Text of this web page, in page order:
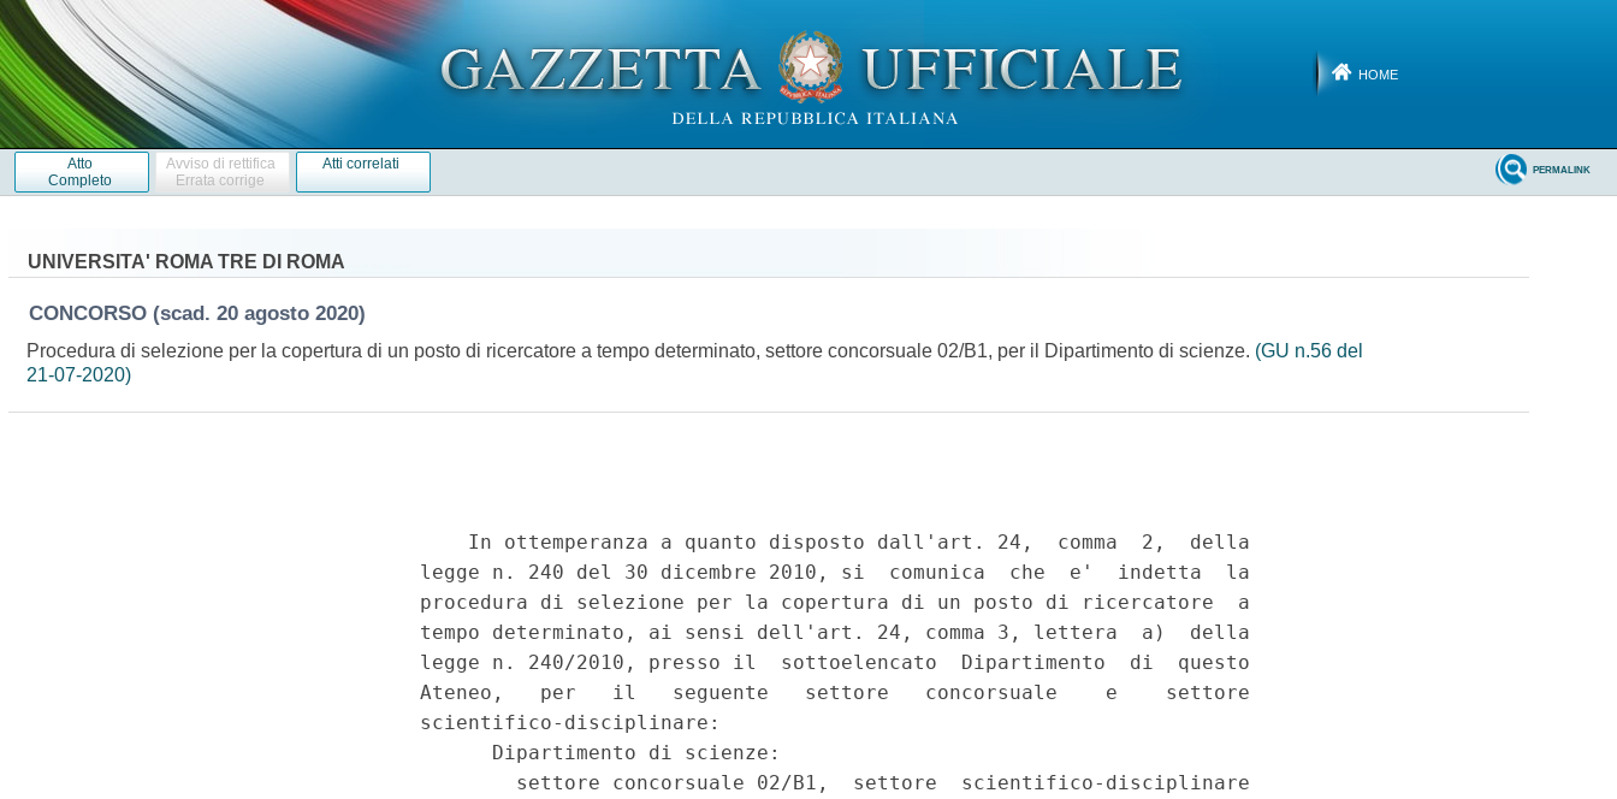
HOME
Atto
Completo
Avviso di rettifica
Errata corrige
Atti correlati PERMALINK
UNIVERSITA' ROMA TRE DI ROMA
CONCORSO (scad. 20 agosto 2020)
Procedura di selezione per la copertura di un posto di ricercatore a tempo determinato, settore concorsuale 02/B1, per il Dipartimento di scienze. (GU n.56 del
21-07-2020)